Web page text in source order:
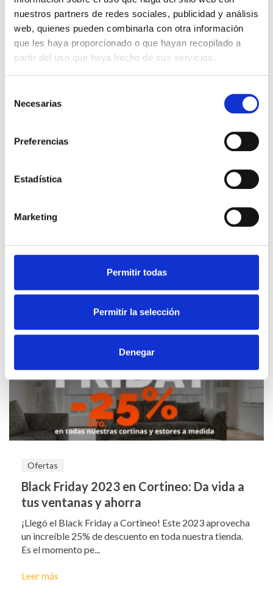
nuestros partners de redes sociales, publicidad y análisis
web, quienes pueden combinarla con otra información
que les haya proporcionado o que hayan recopilado a
partir del uso que haya hecho de sus servicios.
Necesarias
Preferencias
Estadística
Marketing
Permitir todas
Permitir la selección
Denegar
Ofertas
Consejos para aprovechar Ofertas en
El Black Friday es una oportunidad excepcional para
alta calidad a precios reducidos. En Cor...
Ofertas
Black Friday 2023 en Cortineo: Da vida a
tus ventanas y ahorra
¡Llegó el Black Friday a Cortineo! Este 2023 aprovecha
un increíble 25% de descuento en toda nuestra tienda.
Es el momento pe...
Leer más